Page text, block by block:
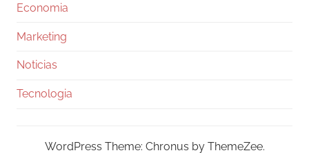
Economia
Marketing
Noticias
Tecnologia
WordPress Theme: Chronus by ThemeZee.